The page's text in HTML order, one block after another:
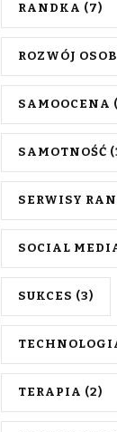
RANDKA (7)
ROZWÓJ
SAMOOCENA
SAMOTNOŚĆ
SERWISY
SOCIAL
SUKCES (3)
TERAPIA (2)